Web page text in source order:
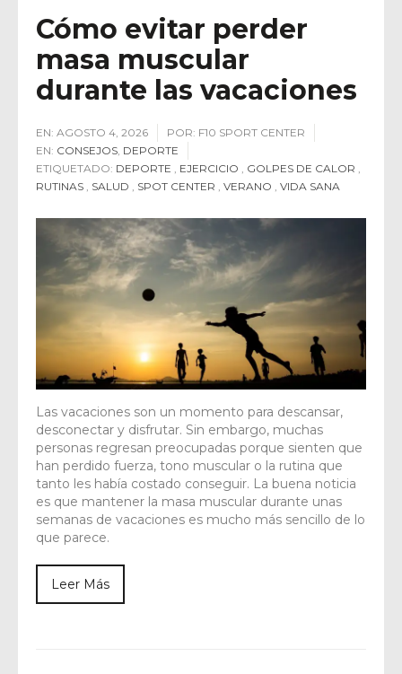
Cómo evitar perder
masa muscular
durante las vacaciones
EN: AGOSTO 4, 2026 POR: F10 SPORT CENTER
EN: CONSEJOS, DEPORTE
ETIQUETADO: DEPORTE , EJERCICIO , GOLPES DE CALOR ,
RUTINAS , SALUD , SPOT CENTER , VERANO , VIDA SANA
Las vacaciones son un momento para descansar,
desconectar y disfrutar. Sin embargo, muchas
personas regresan preocupadas porque sienten que
han perdido fuerza, tono muscular o la rutina que
tanto les había costado conseguir. La buena noticia
es que mantener la masa muscular durante unas
semanas de vacaciones es mucho más sencillo de lo
que parece.
Leer Más